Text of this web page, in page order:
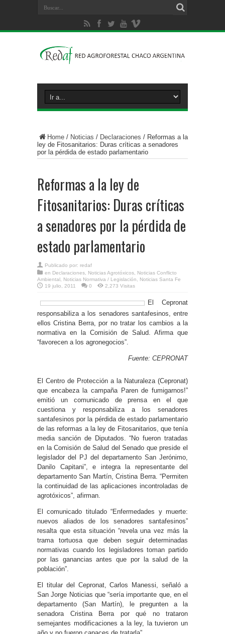
Home / Noticias / Declaraciones / Reformas a la
ley de Fitosanitarios: Duras críticas a senadores
por la pérdida de estado parlamentario
Reformas a la ley de
Fitosanitarios: Duras críticas
a senadores por la pérdida de
estado parlamentario
Publicado por: redaf
en Declaraciones Noticias Agrotóxicos
Noticias Conflicto
Ambiental
Noticias Normativa / Legislación
Noticias Santa Fe
19 julio, 2011
0 2,273 Visitas
El Cepronat
responsabiliza a los senadores santafesinos, entre
ellos Cristina Berra, por no tratar los cambios a la
normativa en la Comisión de Salud. Afirma que
“favorecen a los agronegocios”.
Fuente: CEPRONAT
El Centro de Protección a la Naturaleza (Cepronat)
que encabeza la campaña Paren de fumigarnos!”
emitió un comunicado de prensa en el que
cuestiona y responsabiliza a los senadores
santafesinos por la pérdida de estado parlamentario
de las reformas a la ley de Fitosanitarios, que tenía
media sanción de Diputados. “No fueron tratadas
en la Comisión de Salud del Senado que preside el
legislador del PJ del departamento San Jerónimo,
Danilo Capitani”, e integra la representante del
departamento San Martín, Cristina Berra. “Permiten
la continuidad de las aplicaciones incontroladas de
agrotóxicos”, afirman.
El comunicado titulado “Enfermedades y muerte:
nuevos aliados de los senadores santafesinos”
resalta que esta situación “revela una vez más la
trama tortuosa que deben seguir determinadas
normativas cuando los legisladores toman partido
por las ganancias antes que por la salud de la
población”.
El titular del Cepronat, Carlos Manessi, señaló a
San Jorge Noticias que “sería importante que, en el
departamento (San Martín), le pregunten a la
senadora Cristina Berra por qué no trataron
semejantes modificaciones a la ley, la tuvieron un